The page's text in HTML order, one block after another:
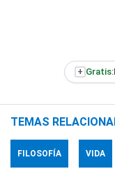
+ Gratis:
TEMAS
FILOSOFÍA VIDA